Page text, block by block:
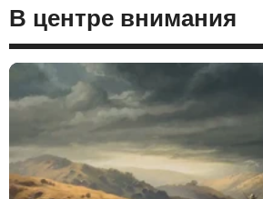
В центре внимания